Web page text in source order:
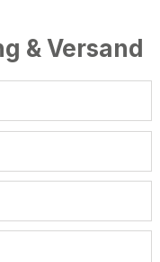
& Versand